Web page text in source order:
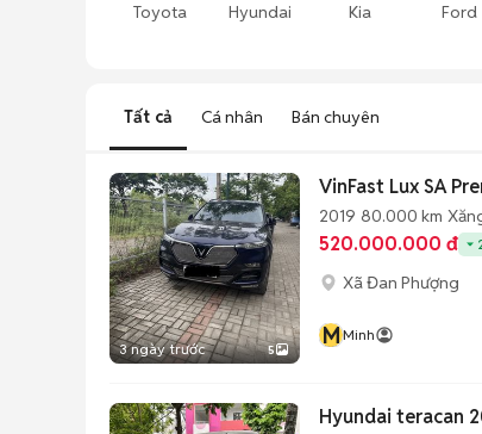
Toyota Hyundai Kia Ford
Tất cả Cá nhân Bán chuyên
3 ngày trước 5
VinFast Lux SA
2019 80.000 km
520.000.000 đ
Xã Đan Phượng
MMinh
Hyundai teracan